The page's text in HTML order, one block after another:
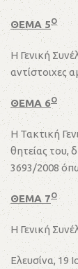
ΘΕΜΑ 5Ο
Η Γενική
αντίστοιχες
ΘΕΜΑ 6Ο
Η Τακτική
θητείας του,
3693/2008
ΘΕΜΑ 7Ο
Η Γενική
Ελευσίνα, 19